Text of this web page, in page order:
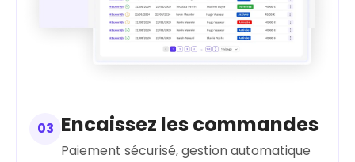
03 Encaissez les commandes
Paiement sécurisé, gestion automatique